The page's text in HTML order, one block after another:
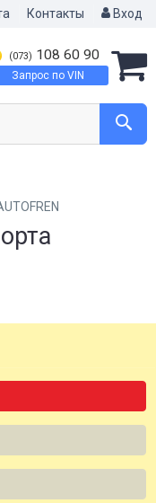
Контакты Вход
(073) 108 60 90
Запрос по VIN